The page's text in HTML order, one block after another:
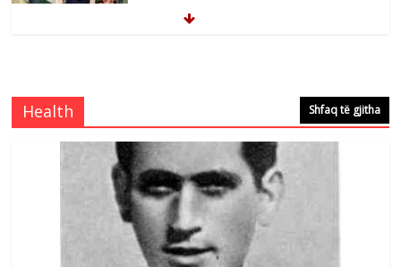
August 4, 2026
Comments Off
Postim me vlera nga artistja e mirëfilltë
Mimoza Gjoni
August 6, 2026 Comments Off
Health Shfaq të gjitha